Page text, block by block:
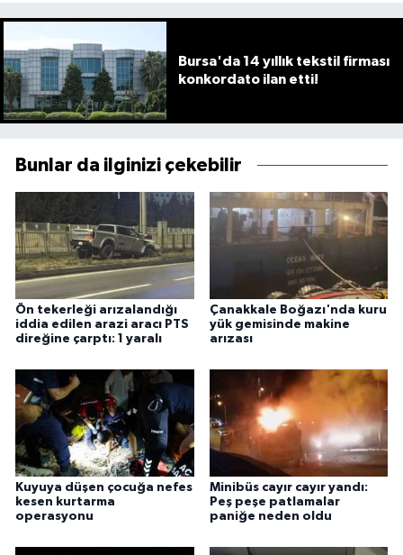
Bursa'da 14 yıllık tekstil firması
konkordato ilan etti!
Bunlar da ilginizi çekebilir
Ön tekerleği arızalandığı
iddia edilen arazi aracı PTS
direğine çarptı: 1 yaralı
Çanakkale Boğazı'nda kuru
yük gemisinde makine
arızası
Kuyuya düşen çocuğa nefes
kesen kurtarma
operasyonu
Minibüs cayır cayır yandı:
Peş peşe patlamalar
paniğe neden oldu